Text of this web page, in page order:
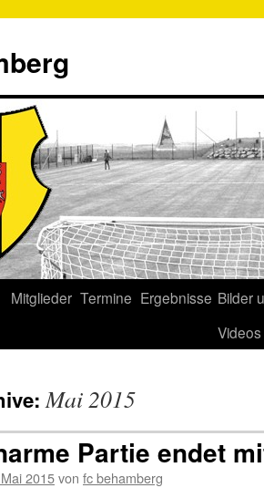
Mitglieder Termine Ergebnisse Bilder
Videos
Mai 2015
Partie endet
2015von fc behamberg